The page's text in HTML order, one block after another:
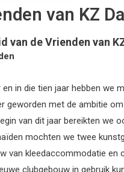
van KZ
van de Vrienden van
in die tien jaar hebben we
geworden met de ambitie
van dit jaar bereikten we
mochten we twee
van kleedaccommodatie en
clubgebouw in gebruik